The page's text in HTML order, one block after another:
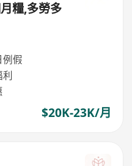
糧,多勞多
例假
$20K-23K/月